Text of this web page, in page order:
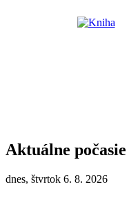
Aktuálne počasie
dnes, štvrtok 6. 8. 2026